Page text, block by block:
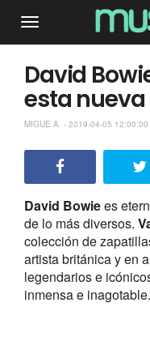
David
esta
MIGUE A. - 2019-04-05 12:00:00
David Bowiees
de lo más diversos.
colección de
artista británica y en
legendarios e
inmensa e inagotable.